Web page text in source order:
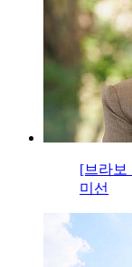
[브라보
미선